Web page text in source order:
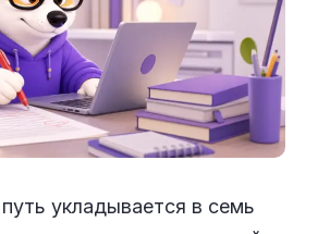
укладывается в семь